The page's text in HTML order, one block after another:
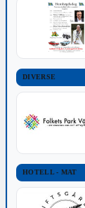
DIVERSE
HOTELL - MAT